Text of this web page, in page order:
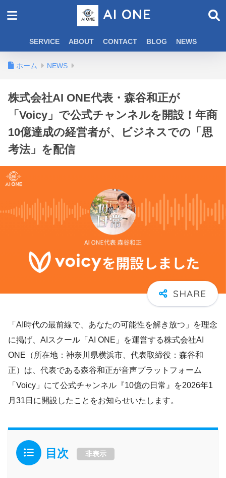
AI ONE
SERVICE ABOUT CONTACT BLOG NEWS
ホーム NEWS
株式会社AI ONE代表・森谷和正が
「Voicy」で公式チャンネルを開設！年商
10億達成の経営者が、ビジネスでの「思
考法」を配信
「AI時代の最前線で、あなたの可能性を解き放つ」を理念
に掲げ、AIスクール「AI ONE」を運営する株式会社AI
ONE（所在地：神奈川県横浜市、代表取締役：森谷和
正）は、代表である森谷和正が音声プラットフォーム
「Voicy」にて公式チャンネル『10億の日常』を2026年1
月31日に開設したことをお知らせいたします。
目次 非表示